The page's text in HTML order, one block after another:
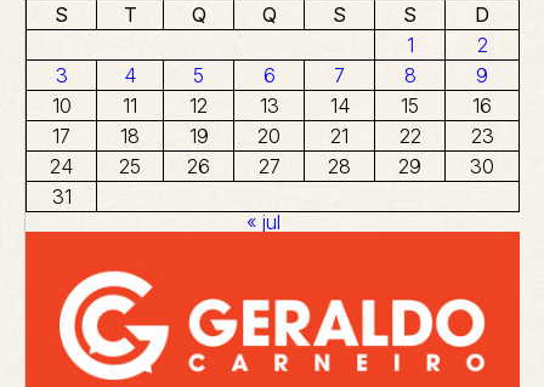
S T Q Q S S
D
1
2
3
4 5 6 7 8
9
10
11 12 13 14 15
16
17
18 19 20 21 22
23
24
25 26 27 28 29
30
31
« jul